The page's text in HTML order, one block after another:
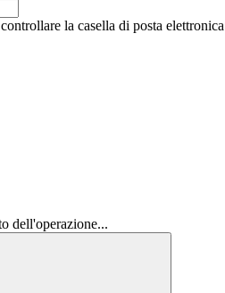
la casella di posta
dell'operazione...